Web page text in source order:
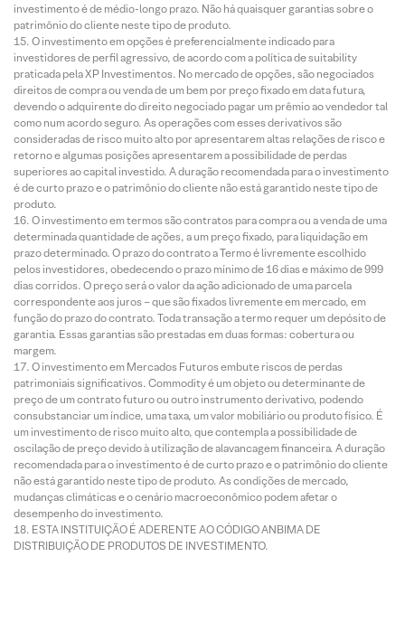
investimento é de médio-longo prazo. Não há quaisquer garantias sobre o
patrimônio do cliente neste tipo de produto.
O investimento em opções é preferencialmente indicado para
investidores de perfil agressivo, de acordo com a política de suitability
praticada pela XP Investimentos. No mercado de opções, são negociados
direitos de compra ou venda de um bem por preço fixado em data futura,
devendo o adquirente do direito negociado pagar um prêmio ao vendedor tal
como num acordo seguro. As operações com esses derivativos são
consideradas de risco muito alto por apresentarem altas relações de risco e
retorno e algumas posições apresentarem a possibilidade de perdas
superiores ao capital investido. A duração recomendada para o investimento
é de curto prazo e o patrimônio do cliente não está garantido neste tipo de
produto.
O investimento em termos são contratos para compra ou a venda de uma
determinada quantidade de ações, a um preço fixado, para liquidação em
prazo determinado. O prazo do contrato a Termo é livremente escolhido
pelos investidores, obedecendo o prazo mínimo de 16 dias e máximo de 999
dias corridos. O preço será o valor da ação adicionado de uma parcela
correspondente aos juros – que são fixados livremente em mercado, em
função do prazo do contrato. Toda transação a termo requer um depósito de
garantia. Essas garantias são prestadas em duas formas: cobertura ou
margem.
O investimento em Mercados Futuros embute riscos de perdas
patrimoniais significativos. Commodity é um objeto ou determinante de
preço de um contrato futuro ou outro instrumento derivativo, podendo
consubstanciar um índice, uma taxa, um valor mobiliário ou produto físico. É
um investimento de risco muito alto, que contempla a possibilidade de
oscilação de preço devido à utilização de alavancagem financeira. A duração
recomendada para o investimento é de curto prazo e o patrimônio do cliente
não está garantido neste tipo de produto. As condições de mercado,
mudanças climáticas e o cenário macroeconômico podem afetar o
desempenho do investimento.
ESTA INSTITUIÇÃO É ADERENTE AO CÓDIGO ANBIMA DE
DISTRIBUIÇÃO DE PRODUTOS DE INVESTIMENTO.